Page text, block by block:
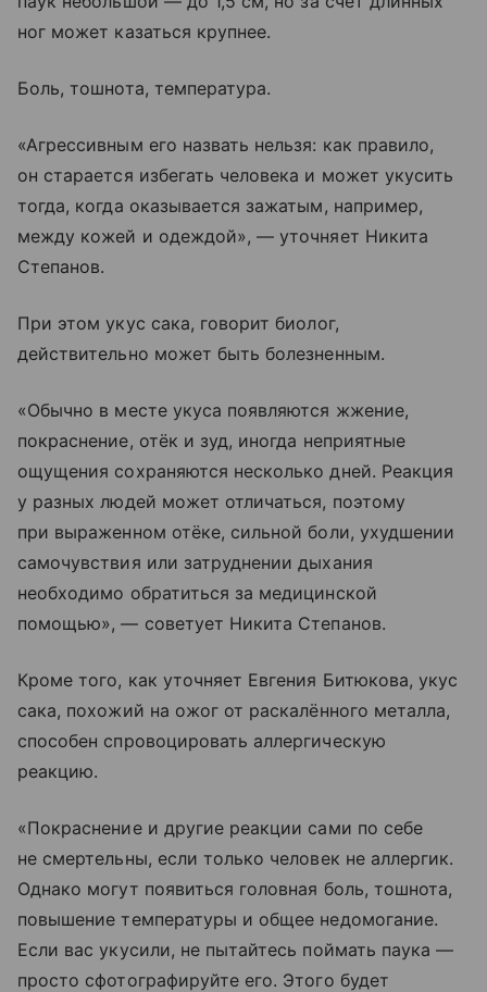
ног может казаться крупнее.
Боль, тошнота, температура.
«Агрессивным его назвать нельзя: как правило,
он старается избегать человека и может укусить
тогда, когда оказывается зажатым, например,
между кожей и одеждой», — уточняет Никита
Степанов.
При этом укус сака, говорит биолог,
действительно может быть болезненным.
«Обычно в месте укуса появляются жжение,
покраснение, отёк и зуд, иногда неприятные
ощущения сохраняются несколько дней. Реакция
у разных людей может отличаться, поэтому
при выраженном отёке, сильной боли, ухудшении
самочувствия или затруднении дыхания
необходимо обратиться за медицинской
помощью», — советует Никита Степанов.
Кроме того, как уточняет Евгения Битюкова, укус
сака, похожий на ожог от раскалённого металла,
способен спровоцировать аллергическую
реакцию.
«Покраснение и другие реакции сами по себе
не смертельны, если только человек не аллергик.
Однако могут появиться головная боль, тошнота,
повышение температуры и общее недомогание.
Если вас укусили, не пытайтесь поймать паука —
просто сфотографируйте его. Этого будет